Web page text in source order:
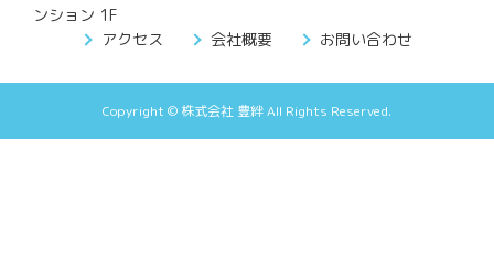
ンション 1F
アクセス
会社概要 お問い合わせ
Copyright © 株式会社 豊絆 All Rights Reserved.